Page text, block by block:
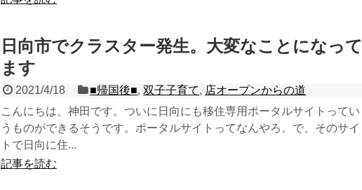
日向市でクラスター発生。大変なことになって
ます
2021/4/18 ■帰国後■,双子子育て, 店オープンからの道
こんにちは、神田です。ついに日向にも移住専用ポータルサイトってい
うものができるそうです。ポータルサイトってなんやろ。で、そのサイ
トで日向に住...
記事を読む